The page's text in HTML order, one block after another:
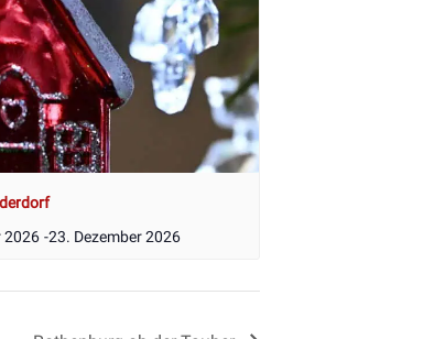
2026 -23. Dezember 2026